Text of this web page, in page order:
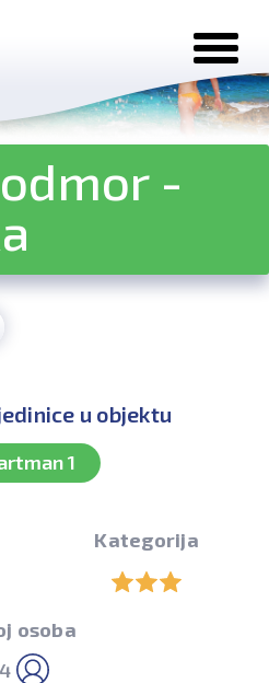
-
u objektu
1
Kategorija
osoba
4